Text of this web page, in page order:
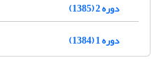
دوره 2 (1385)
دوره 1 (1384)